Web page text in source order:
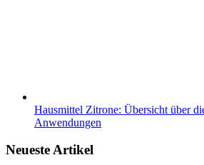
Hausmittel Zitrone: Übersicht über
Anwendungen
Neueste Artikel